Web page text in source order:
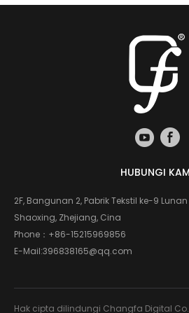
HUBUNGI
2F, Bangunan 2, Pabrik Tekstil ke-9
Shaoxing, Zhejiang, Cina
Phone： +86-15215969856
E-Mail:396838165@qq.com
Hak cipta dilindungi Changfa Digital